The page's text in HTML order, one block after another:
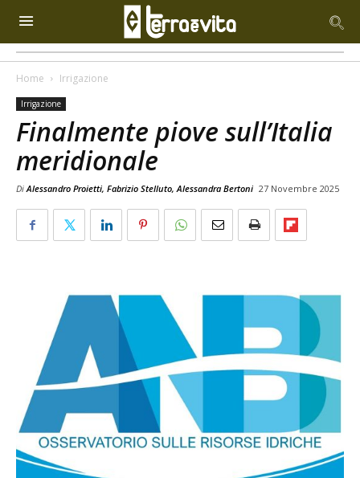
Home Irrigazione
Irrigazione
Finalmente piove sull’Italia
meridionale
DiAlessandro Proietti, Fabrizio Stelluto, Alessandra Bertoni 27 Novembre 2025